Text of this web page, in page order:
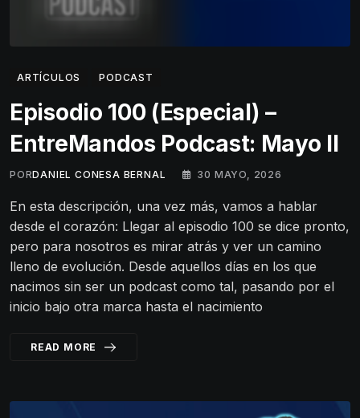
ARTÍCULOS PODCAST
Episodio 100 (Especial) –
EntreMandos Podcast: Mayo II
PORDANIEL CONESA BERNAL 30 MAYO, 2026
En esta descripción, una vez más, vamos a hablar
desde el corazón: Llegar al episodio 100 se dice pronto,
pero para nosotros es mirar atrás y ver un camino
lleno de evolución. Desde aquellos días en los que
nacimos sin ser un podcast como tal, pasando por el
inicio bajo otra marca hasta el nacimiento
READ MORE